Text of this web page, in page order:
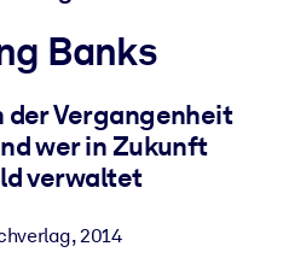
resiliente Belegschaft auf.
Banks
der Vergangenheit
wer in Zukunft
verwaltet
,2014